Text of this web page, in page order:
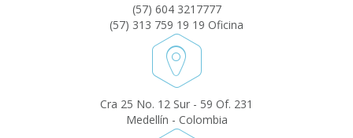
(57) 604 3217777
(57) 313 759 19 19 Oficina
Cra 25 No. 12 Sur - 59 Of. 231
Medellín - Colombia